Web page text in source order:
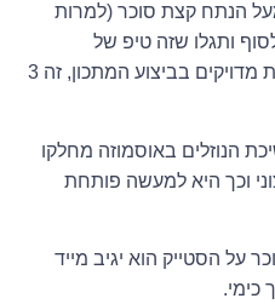
הנתח קצת סוכר (למרות
ותגלו שזה טיפ של
מקצוענים) אם אתם רוצים להיות מדויקים בביצוע המתכון, זה 3
הנוזלים באוסמוזה מחלקו
וכך היא למעשה פותחת
על הסטייק הוא יגיב מייד
כימי.